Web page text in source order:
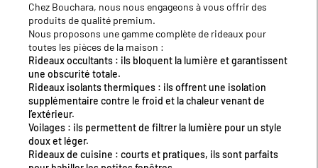
Chez Bouchara, nous nous engageons à vous offrir des
produits de qualité premium.
Nous proposons une gamme complète de rideaux pour
toutes les pièces de la maison :
Rideaux occultants : ils bloquent la lumière et garantissent
une obscurité totale.
Rideaux isolants thermiques : ils offrent une isolation
supplémentaire contre le froid et la chaleur venant de
l’extérieur.
Voilages : ils permettent de filtrer la lumière pour un style
doux et léger.
Rideaux de cuisine : courts et pratiques, ils sont parfaits